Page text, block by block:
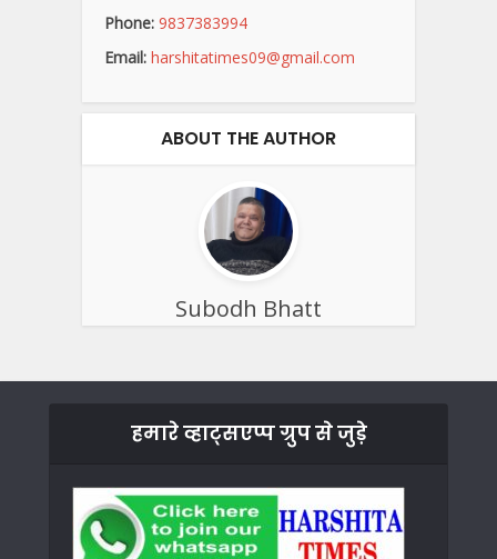
Phone: 9837383994
Email: harshitatimes09@gmail.com
ABOUT THE AUTHOR
Subodh Bhatt
हमारे व्हाट्सएप्प ग्रुप से जुड़े